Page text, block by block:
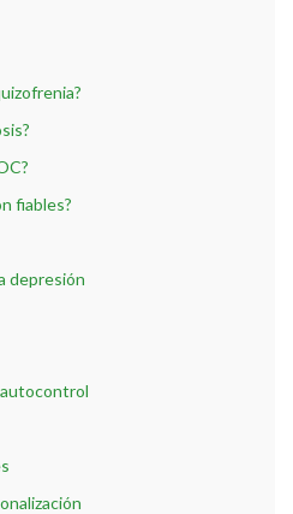
fiables?
depresión